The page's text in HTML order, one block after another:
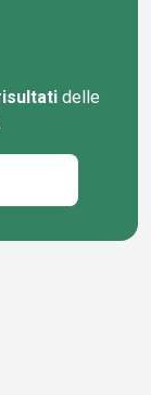
delle